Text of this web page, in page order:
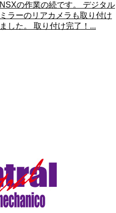
NSXの作業の続です。 デジタル
ミラーのリアカメラも取り付け
ました。 取り付け完了！...